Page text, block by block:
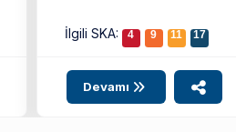
İlgili SKA: 4 9 11 17
Devamı